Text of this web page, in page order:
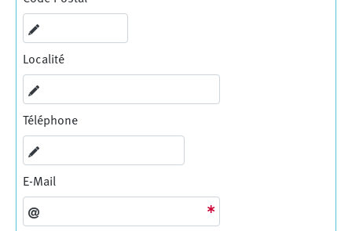
Localité
Téléphone
E-Mail